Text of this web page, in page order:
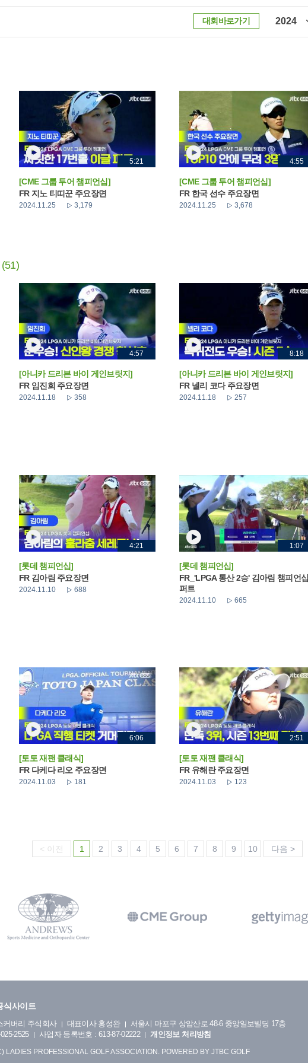
대회바로가기 2024
5:21
[CME 그룹 투어 챔피언십]
FR 지노 티띠꾼 주요장면
2024.11.25 3,179
4:55
[CME 그룹 투어 챔피언십]
FR 한국 선수 주요장면
2024.11.25 3,678
(51)
4:57
[아니카 드리븐 바이 게인브릿지]
FR 임진희 주요장면
2024.11.18 358
8:18
[아니카 드리븐 바이 게인브릿지]
FR 넬리 코다 주요장면
2024.11.18 257
4:21
[롯데 챔피언십]
FR 김아림 주요장면
2024.11.10 688
1:07
[롯데 챔피언십]
FR_'LPGA 통산 2승' 김아림 챔피언십
퍼트
2024.11.10 665
6:06
[토토 재팬 클래식]
FR 다케다 리오 주요장면
2024.11.03 181
2:51
[토토 재팬 클래식]
FR 유해란 주요장면
2024.11.03 123
< 이전 1 2 3 4 5 6 7 8 9 10 다음 >
식사이트
커버리 주식회사 대표이사 홍성완
서울시 마포구 상암산로 48-6 중앙일보빌딩 17층
2525
사업자 등록번호 : 613-87-02222 개인정보 처리방침
LADIES PROFESSIONAL GOLF ASSOCIATION. POWERED BY JTBC GOLF